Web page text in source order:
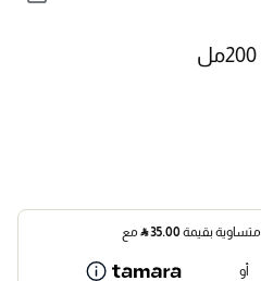
35.00
⃁ مع
أو